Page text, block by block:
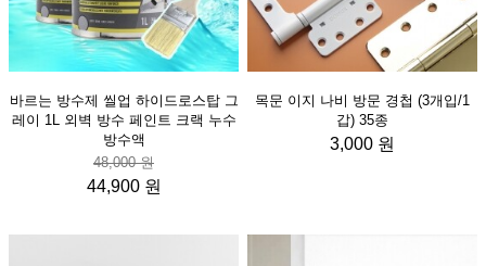
바르는 방수제 씰업 하이드로스탑 그
레이 1L 외벽 방수 페인트 크랙 누수
방수액
48,000 원
44,900 원
목문 이지 나비 방문 경첩 (3개입/1
갑) 35종
3,000 원